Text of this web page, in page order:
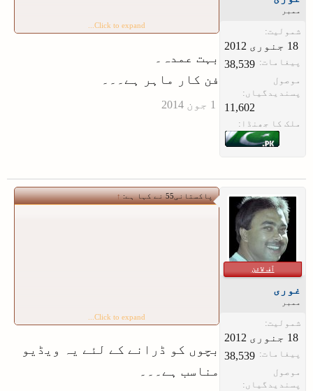
ممبر
شمولیت:
پیغامات: 38,539
موصول
پسندیدگیاں:
11,602
ملک کا جھنڈا:
Click to expand...
بہت عمدہ۔
فن کار ماہر ہے۔۔۔
آف لائن
غوری
ممبر
شمولیت:
پیغامات: 38,539
موصول
پسندیدگیاں:
پاکستانی55 نے کہا ہے: ↑
Click to expand...
بچوں کو ڈرانے کے لئے یہ ویڈیو
مناسب ہے۔۔۔